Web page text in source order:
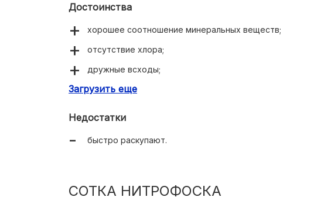
Достоинства
хорошее соотношение минеральных веществ;
отсутствие хлора;
дружные всходы;
сильная ботва;
Загрузить еще
Недостатки
быстро раскупают.
СОТКА НИТРОФОСКА